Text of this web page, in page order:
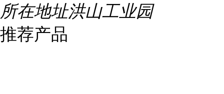
所在地址洪山工业园
推荐产品